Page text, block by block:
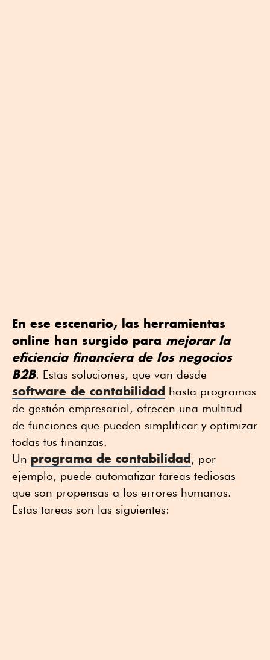
En ese escenario, las herramientas
online han surgido para mejorar la
eficiencia financiera de los negocios
B2B. Estas soluciones, que van desde
software de contabilidad hasta programas
de gestión empresarial, ofrecen una multitud
de funciones que pueden simplificar y optimizar
todas tus finanzas.
Un programa de contabilidad, por
ejemplo, puede automatizar tareas tediosas
que son propensas a los errores humanos.
Estas tareas son las siguientes: